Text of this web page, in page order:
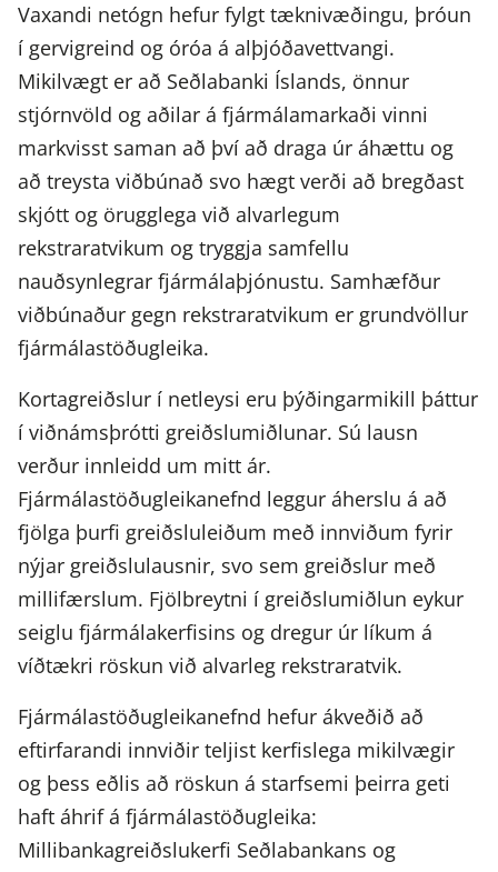
Vaxandi netógn hefur fylgt tæknivæðingu, þróun
í gervigreind og óróa á alþjóðavettvangi.
Mikilvægt er að Seðlabanki Íslands, önnur
stjórnvöld og aðilar á fjármálamarkaði vinni
markvisst saman að því að draga úr áhættu og
að treysta viðbúnað svo hægt verði að bregðast
skjótt og örugglega við alvarlegum
rekstraratvikum og tryggja samfellu
nauðsynlegrar fjármálaþjónustu. Samhæfður
viðbúnaður gegn rekstraratvikum er grundvöllur
fjármálastöðugleika.
Kortagreiðslur í netleysi eru þýðingarmikill þáttur
í viðnámsþrótti greiðslumiðlunar. Sú lausn
verður innleidd um mitt ár.
Fjármálastöðugleikanefnd leggur áherslu á að
fjölga þurfi greiðsluleiðum með innviðum fyrir
nýjar greiðslulausnir, svo sem greiðslur með
millifærslum. Fjölbreytni í greiðslumiðlun eykur
seiglu fjármálakerfisins og dregur úr líkum á
víðtækri röskun við alvarleg rekstraratvik.
Fjármálastöðugleikanefnd hefur ákveðið að
eftirfarandi innviðir teljist kerfislega mikilvægir
og þess eðlis að röskun á starfsemi þeirra geti
haft áhrif á fjármálastöðugleika:
Millibankagreiðslukerfi Seðlabankans og